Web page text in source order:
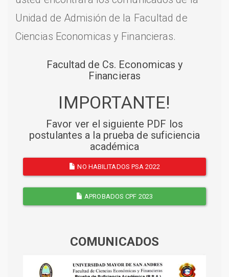
Unidad de Admisión de la Facultad de
Ciencias Economicas y Financieras.
Facultad de Cs. Economicas y
Financieras
IMPORTANTE!
Favor ver el siguiente PDF los
postulantes a la prueba de suficiencia
académica
NO HABILITADOS PSA 2022
APROBADOS CPF 2023
COMUNICADOS